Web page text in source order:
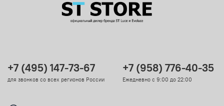
+7 (495) 147-73-67
для звонков со всех регионов России
+7 (958) 776-40-35
Ежедневно с 9:00 до 22:00